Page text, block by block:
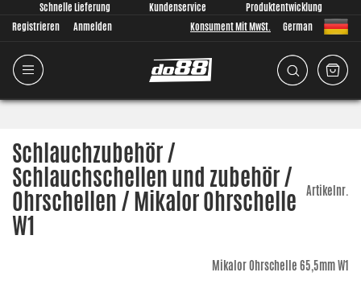
Schnelle Lieferung Kundenservice
Produktentwicklung
Registrieren
Anmelden Konsument Mit MwSt. German
Schlauchzubehör /
Schlauchschellen und zubehör /
Ohrschellen / Mikalor Ohrschelle
W1
Artikelnr.
Mikalor Ohrschelle 65,5mm W1